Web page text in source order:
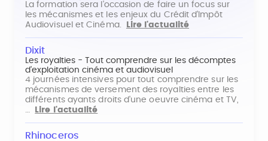
La formation sera l'occasion de faire un focus sur
les mécanismes et les enjeux du Crédit d'Impôt
Audiovisuel et Cinéma.
Lire l'actualité
Dixit
Les royalties - Tout comprendre sur les décomptes
d'exploitation cinéma et audiovisuel
4 journées intensives pour tout comprendre sur les
mécanismes de versement des royalties entre les
différents ayants droits d'une oeuvre cinéma et TV,
…
Lire l'actualité
Rhinoceros